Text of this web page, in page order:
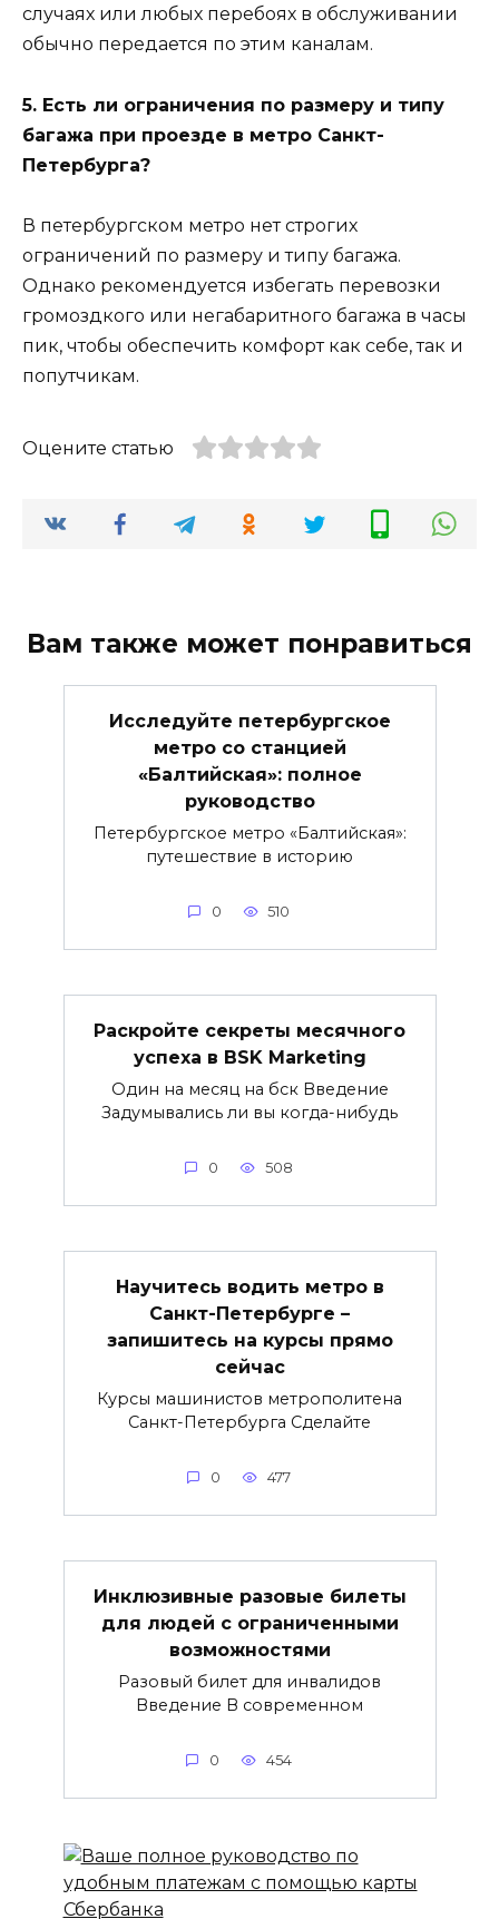
случаях или любых перебоях в обслуживании
обычно передается по этим каналам.
5. Есть ли ограничения по размеру и типу
багажа при проезде в метро Санкт-
Петербурга?
В петербургском метро нет строгих
ограничений по размеру и типу багажа.
Однако рекомендуется избегать перевозки
громоздкого или негабаритного багажа в часы
пик, чтобы обеспечить комфорт как себе, так и
попутчикам.
Оцените статью
Вам также может понравиться
Исследуйте петербургское
метро со станцией
«Балтийская»: полное
руководство
Петербургское метро «Балтийская»:
путешествие в историю
0 510
Раскройте секреты месячного
успеха в BSK Marketing
Один на месяц на бск Введение
Задумывались ли вы когда-нибудь
0 508
Научитесь водить метро в
Санкт-Петербурге –
запишитесь на курсы прямо
сейчас
Курсы машинистов метрополитена
Санкт-Петербурга Сделайте
0 477
Инклюзивные разовые билеты
для людей с ограниченными
возможностями
Разовый билет для инвалидов
Введение В современном
0 454